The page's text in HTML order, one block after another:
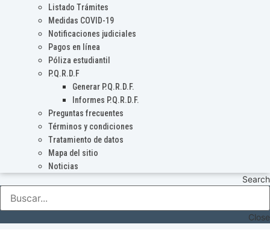
Listado Trámites
Medidas COVID-19
Notificaciones judiciales
Pagos en línea
Póliza estudiantil
P.Q.R.D.F
Generar P.Q.R.D.F.
Informes P.Q.R.D.F.
Preguntas frecuentes
Términos y condiciones
Tratamiento de datos
Mapa del sitio
Noticias
Search
Close